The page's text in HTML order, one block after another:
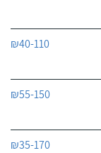
₪40-110
₪55-150
₪35-170